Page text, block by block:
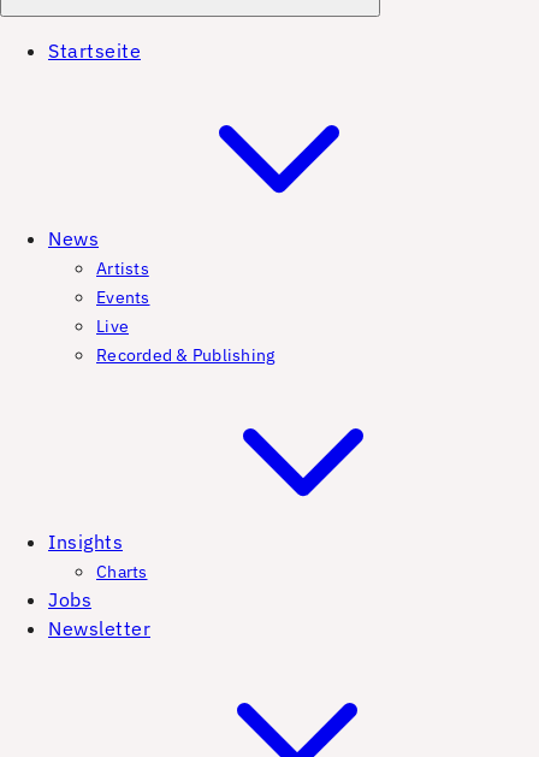
Startseite
News
Artists
Events
Live
Recorded & Publishing
Insights
Charts
Jobs
Newsletter